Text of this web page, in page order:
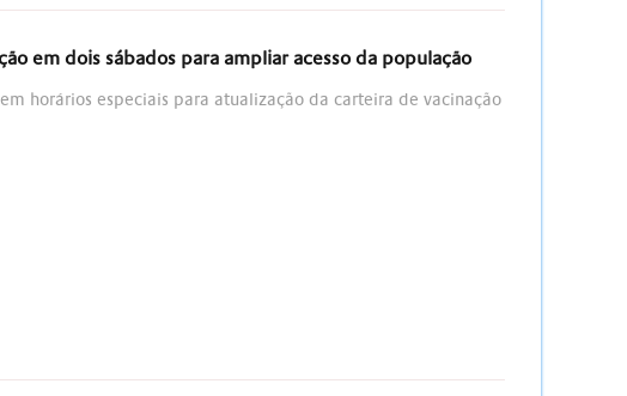
em dois sábados para ampliar acesso da população
horários especiais para atualização da carteira de vacinação